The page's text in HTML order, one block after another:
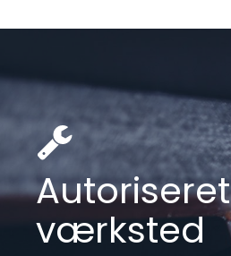
Autoriseret
værksted